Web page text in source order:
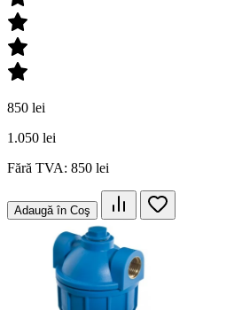
850 lei
1.050 lei
Fără TVA: 850 lei
Adaugă în Coş